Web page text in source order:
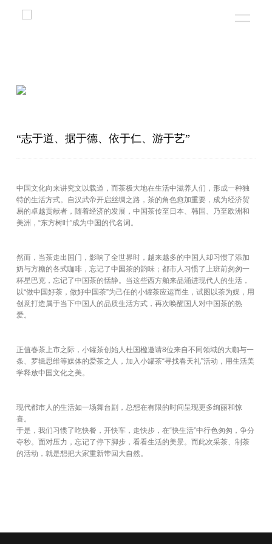
“志于道、据于德、依于仁、游于艺”
中国文化向来讲究文以载道，而茶极大地在生活中滋养人们，形成一种独
特的生活方式。自汉武帝开启丝绸之路，茶的角色愈加重要，成为经济贸
易的卓越贡献者，随着经济的发展，中国茶传至日本、韩国、乃至欧洲和
美洲，“东方树叶”成为中国的代名词。
然而，当茶走出国门，影响了全世界时，越来越多的中国人却习惯了添加
奶与方糖的各式咖啡，忘记了中国茶的韵味；都市人习惯了上班前匆匆一
杯星巴克，忘记了中国茶的恬静。当这些西方舶来品涌进现代人的生活，
以“做中国好茶，做好中国茶”为己任的小罐茶应运而生，试图以茶为媒，用
创意打造属于当下中国人的品质生活方式，再次唤醒国人对中国茶的热
爱。
正值春茶上市之际，小罐茶创始人杜国楹邀请8位来自不同领域的大咖与一
条、罗辑思维等媒体的爱茶之人，加入小罐茶“寻找春天礼”活动，用生活美
学释放中国文化之美。
现代都市人的生活如一场舞台剧，总想在有限的时间呈现更多绚丽和惊
喜。
于是，我们习惯了吃快餐，开快车，走快步，在“快生活”中行色匆匆，争分
夺秒。面对压力，忘记了停下脚步，看看生活的美景。而此次采茶、制茶
的活动，就是想把大家重新带回大自然。